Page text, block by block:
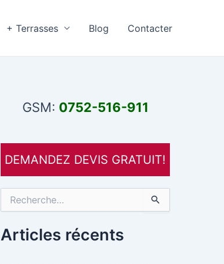
+ Terrasses Blog Contacter
GSM: 0752-516-911
DEMANDEZ DEVIS GRATUIT!
h
e
Articles récents